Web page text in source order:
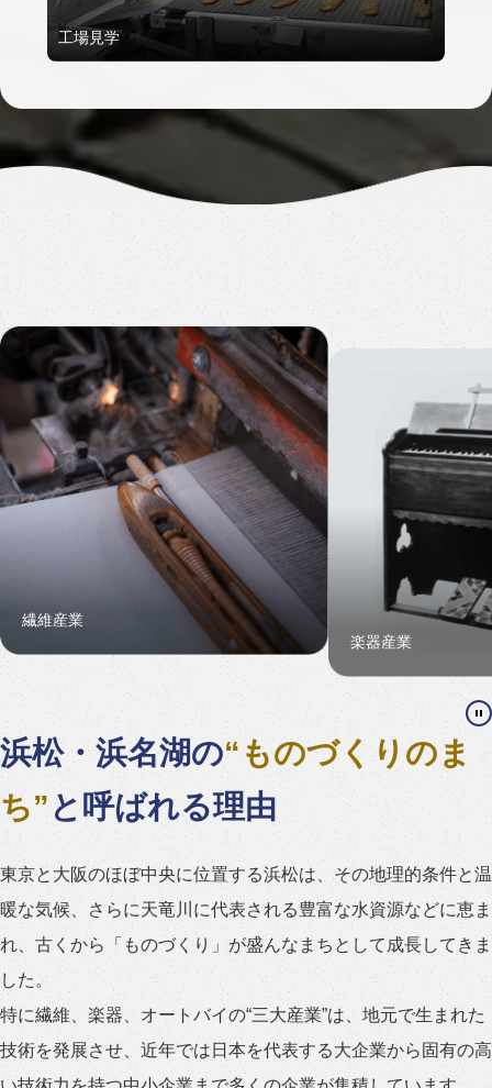
工場見学
楽器産業
浜松・浜名湖の“ものづくりのま
ち” と呼ばれる理由
東京と大阪のほぼ中央に位置する浜松は、その地理的条件と温
暖な気候、さらに天竜川に代表される豊富な水資源などに恵ま
れ、古くから「ものづくり」が盛んなまちとして成長してきま
した。
特に繊維、楽器、オートバイの“三大産業”は、地元で生まれた
技術を発展させ、近年では日本を代表する大企業から固有の高